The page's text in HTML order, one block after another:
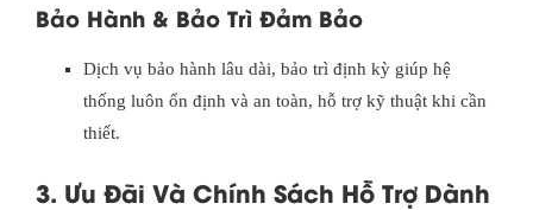
Bảo Hành & Bảo Trì Đảm Bảo
Dịch vụ bảo hành lâu dài, bảo trì định kỳ giúp hệ
thống luôn ổn định và an toàn, hỗ trợ kỹ thuật khi cần
thiết.
3. Ưu Đãi Và Chính Sách Hỗ Trợ Dành